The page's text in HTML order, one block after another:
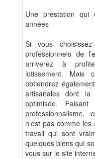
Une prestation qui
années
Si vous
professionnels de
arriverez à
lotissement. Mais
obtiendrez
artisanales dont la
optimisée.
professionnalisme,
n’est pas comme
travail qui sont
quelques biens qui
vous sur le site